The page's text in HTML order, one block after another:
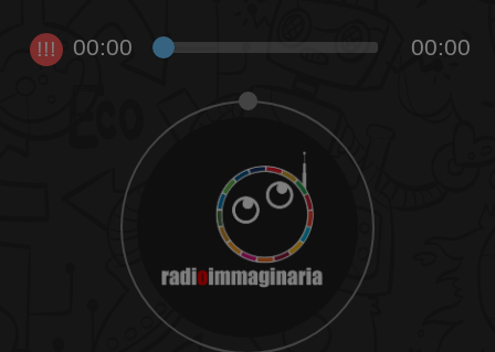
!!! 00:00 00:00